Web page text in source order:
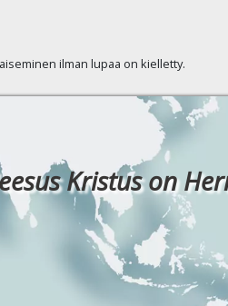
ilman lupaa on kielletty.
Kristus on